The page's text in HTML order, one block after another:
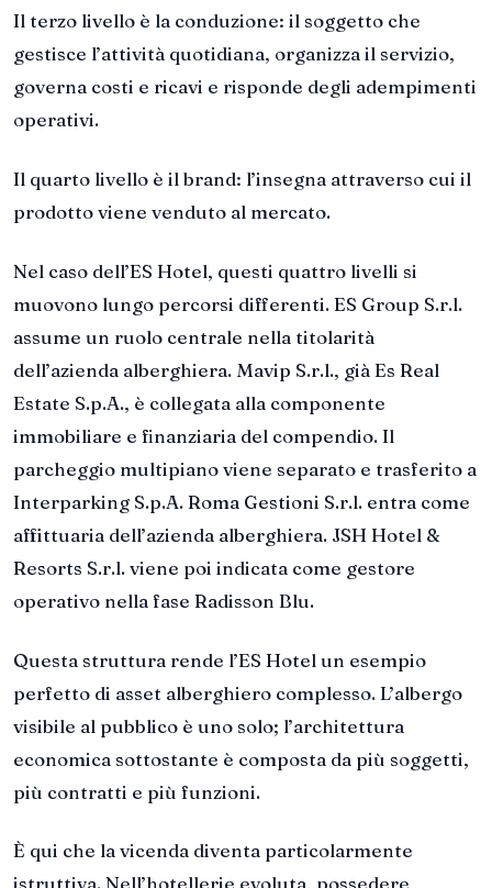
Il terzo livello è la conduzione: il soggetto che
gestisce l’attività quotidiana, organizza il servizio,
governa costi e ricavi e risponde degli adempimenti
operativi.
Il quarto livello è il brand: l’insegna attraverso cui il
prodotto viene venduto al mercato.
Nel caso dell’ES Hotel, questi quattro livelli si
muovono lungo percorsi differenti. ES Group S.r.l.
assume un ruolo centrale nella titolarità
dell’azienda alberghiera. Mavip S.r.l., già Es Real
Estate S.p.A., è collegata alla componente
immobiliare e finanziaria del compendio. Il
parcheggio multipiano viene separato e trasferito a
Interparking S.p.A. Roma Gestioni S.r.l. entra come
affittuaria dell’azienda alberghiera. JSH Hotel &
Resorts S.r.l. viene poi indicata come gestore
operativo nella fase Radisson Blu.
Questa struttura rende l’ES Hotel un esempio
perfetto di asset alberghiero complesso. L’albergo
visibile al pubblico è uno solo; l’architettura
economica sottostante è composta da più soggetti,
più contratti e più funzioni.
È qui che la vicenda diventa particolarmente